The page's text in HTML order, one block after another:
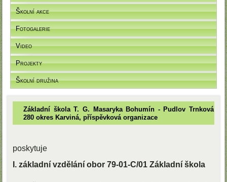
Školní akce
Fotogalerie
Video
Projekty
Školní družina
Základní škola T. G. Masaryka Bohumín - Pudlov Trnková
280 okres Karviná, příspěvková organizace
poskytuje
I. základní vzdělání obor 79-01-C/01 Základní škola